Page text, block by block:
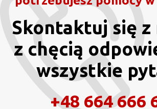
Skontaktuj się z
z chęcią
wszystkie
+48 664 666